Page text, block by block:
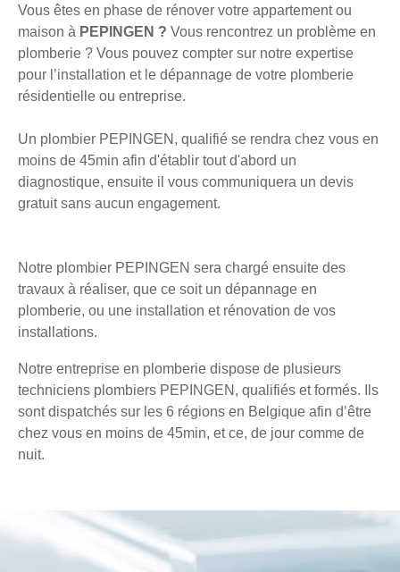
Vous êtes en phase de rénover votre appartement ou
maison à PEPINGEN ? Vous rencontrez un problème en
plomberie ? Vous pouvez compter sur notre expertise
pour l’installation et le dépannage de votre plomberie
résidentielle ou entreprise.
Un plombier PEPINGEN, qualifié se rendra chez vous en
moins de 45min afin d'établir tout d'abord un
diagnostique, ensuite il vous communiquera un devis
gratuit sans aucun engagement.
Notre plombier PEPINGEN sera chargé ensuite des
travaux à réaliser, que ce soit un dépannage en
plomberie, ou une installation et rénovation de vos
installations.
Notre entreprise en plomberie dispose de plusieurs
techniciens plombiers PEPINGEN, qualifiés et formés. Ils
sont dispatchés sur les 6 régions en Belgique afin d’être
chez vous en moins de 45min, et ce, de jour comme de
nuit.